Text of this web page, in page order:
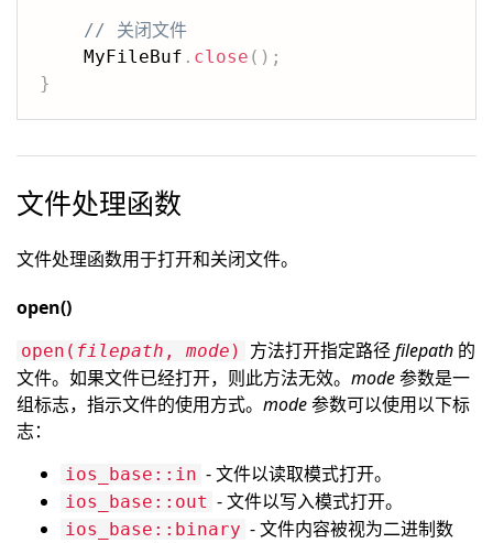
// 关闭文件
    MyFileBuf
. close ( ) ;
}
文件处理函数
文件处理函数用于打开和关闭文件。
open()
open( filepath , mode ) 方法打开指定路径filepath 的
文件。如果文件已经打开，则此方法无效。 mode参数是一
组标志，指示文件的使用方式。 mode参数可以使用以下标
志：
ios_base::in - 文件以读取模式打开。
ios_base::out - 文件以写入模式打开。
ios_base::binary - 文件内容被视为二进制数